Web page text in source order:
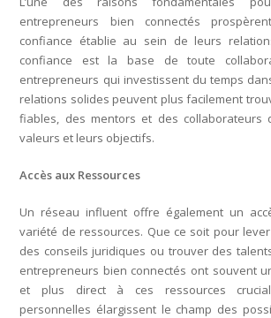
entrepreneurs bien connectés
confiance établie au sein de leurs
confiance est la base de toute
entrepreneurs qui investissent du temps
relations solides peuvent plus facilement
fiables, des mentors et des collaborateurs
valeurs et leurs objectifs.
Accès aux Ressources
Un réseau influent offre également un
variété de ressources. Que ce soit pour
des conseils juridiques ou trouver des
entrepreneurs bien connectés ont souvent
et plus direct à ces ressources
personnelles élargissent le champ des